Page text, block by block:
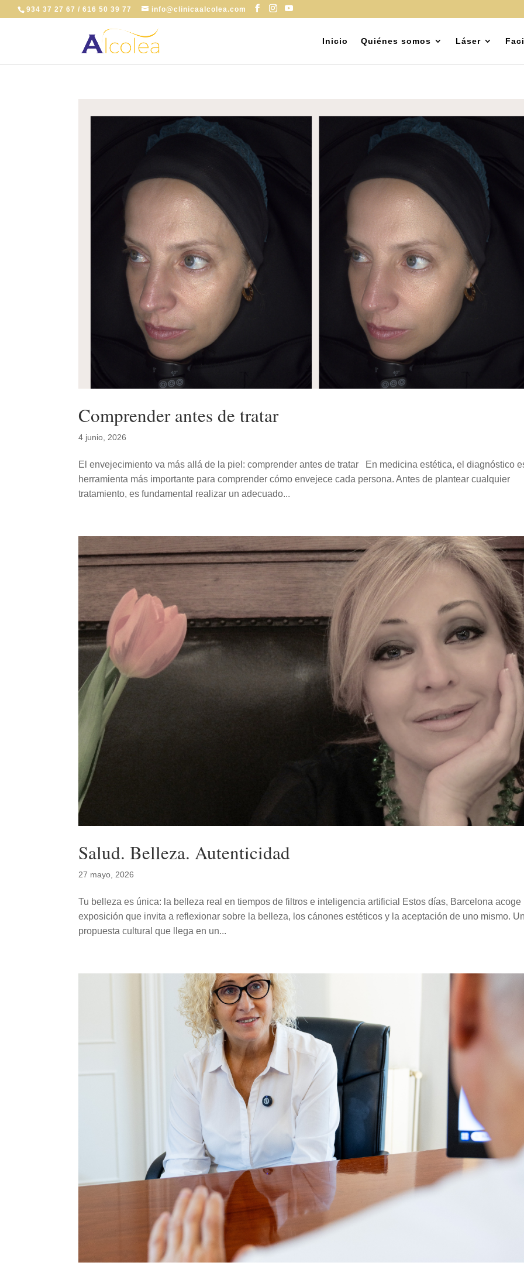
934 37 27 67 / 616 50 39 77 info@clinicaalcolea.com
Inicio Quiénes somos Láser
Comprender antes de tratar
4 junio, 2026
El envejecimiento va más allá de la piel: comprender antes de tratar En medicina estética, el diagnóstico
herramienta más importante para comprender cómo envejece cada persona. Antes de plantear cualquier
tratamiento, es fundamental realizar un adecuado...
Salud. Belleza. Autenticidad
27 mayo, 2026
Tu belleza es única: la belleza real en tiempos de filtros e inteligencia artificial Estos días, Barcelona acoge
exposición que invita a reflexionar sobre la belleza, los cánones estéticos y la aceptación de uno mismo.
propuesta cultural que llega en un...